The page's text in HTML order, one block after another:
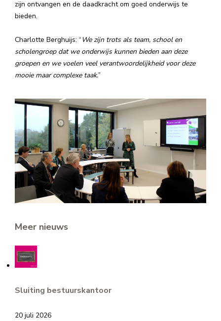
zijn ontvangen en de daadkracht om goed onderwijs te
bieden.
Charlotte Berghuijs: “ We zijn trots als team, school en
scholengroep dat we onderwijs kunnen bieden aan deze
groepen en we voelen veel verantwoordelijkheid voor deze
mooie maar complexe taak.”
Meer nieuws
Sluiting bestuurskantoor
20 juli 2026